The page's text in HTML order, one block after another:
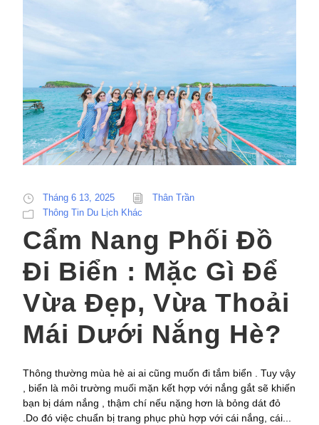
Tháng 6 13, 2025
Thân Trần
Thông Tin Du Lịch Khác
Cẩm Nang Phối Đồ
Đi Biển : Mặc Gì Để
Vừa Đẹp, Vừa Thoải
Mái Dưới Nắng Hè?
Thông thường mùa hè ai ai cũng muốn đi tắm biển . Tuy vậy
, biển là môi trường muối mặn kết hợp với nắng gắt sẽ khiến
bạn bị dám nắng , thậm chí nếu nặng hơn là bỏng dát đỏ
.Do đó việc chuẩn bị trang phục phù hợp với cái nắng, cái...